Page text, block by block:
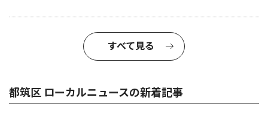
すべて見る
都筑区 ローカルニュースの新着記事